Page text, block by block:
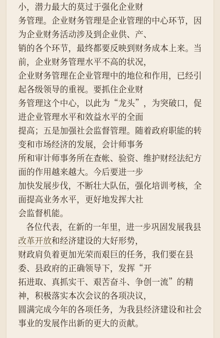
小，潜力最大的莫过于强化企业财
务管理。企业财务管理是企业管理的中心环节，因
为企业财务活动涉及到企业供、产、
销的各个环节，最终都要反映到财务成本上来。当
前，企业财务管理水平不高的状况，
企业财务管理在企业管理中的地位和作用，已经引
起各级领导的重视。要抓住企业财
务管理这个中心，以此为“龙头”，为突破口，促
进企业管理水平和效益水平的全面
提高；五是加强社会监督管理。随着政府职能的转
变和市场经济的发展，会计师事务
所和审计师事务所在查帐、验资、维护财经法纪方
面的作用越来越大。今后要进一步
加快发展步伐，不断壮大队伍，强化培训考核，全
面提高业务水平，更好地发挥大社
会监督机能。
    各位代表，在新的一年里，进一步巩固发展我县
改革开放和经济建设的大好形势，
财政肩负着更加光荣而艰巨的任务，我们要在县
委、县政府的正确领导下，发挥“开
拓进取、真抓实干、艰苦奋斗、争创一流”的精
神，积极落实本次会议的各项决议，
圆满完成今年的各项任务，为我县经济建设和社会
事业的发展作出新的更大的贡献。